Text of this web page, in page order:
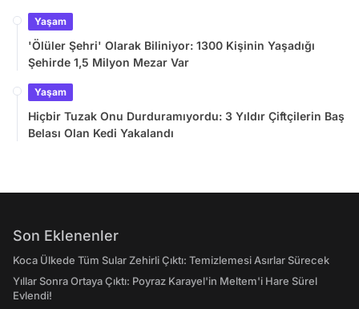
Yaşam
'Ölüler Şehri' Olarak Biliniyor: 1300 Kişinin Yaşadığı
Şehirde 1,5 Milyon Mezar Var
Yaşam
Hiçbir Tuzak Onu Durduramıyordu: 3 Yıldır Çiftçilerin Baş
Belası Olan Kedi Yakalandı
Son Eklenenler
Koca Ülkede Tüm Sular Zehirli Çıktı: Temizlemesi Asırlar Sürecek
Yıllar Sonra Ortaya Çıktı: Poyraz Karayel'in Meltem'i Hare Sürel
Evlendi!